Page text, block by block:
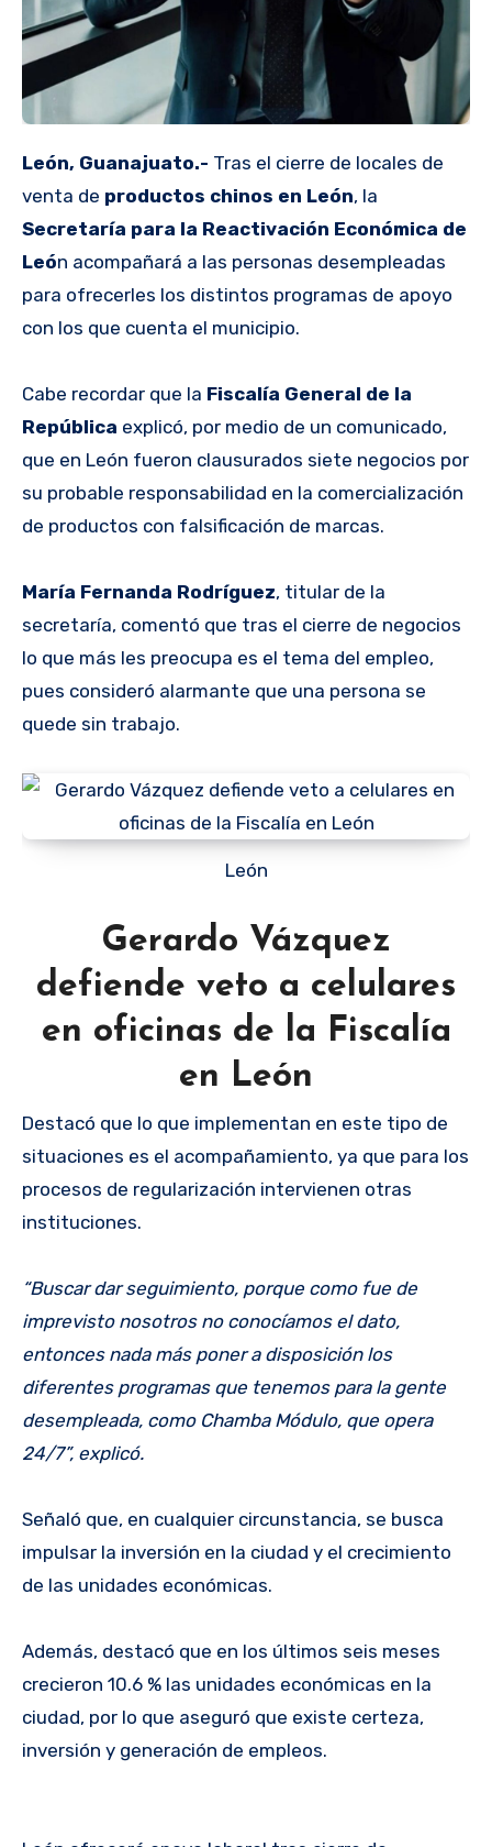
León, Guanajuato.- Tras el cierre de locales de
venta de productos chinos en León, la
Secretaría para la Reactivación Económica de
León acompañará a las personas desempleadas
para ofrecerles los distintos programas de apoyo
con los que cuenta el municipio.
Cabe recordar que la Fiscalía General de la
República explicó, por medio de un comunicado,
que en León fueron clausurados siete negocios por
su probable responsabilidad en la comercialización
de productos con falsificación de marcas.
María Fernanda Rodríguez, titular de la
secretaría, comentó que tras el cierre de negocios
lo que más les preocupa es el tema del empleo,
pues consideró alarmante que una persona se
quede sin trabajo.
León
Gerardo Vázquez
defiende veto a celulares
en oficinas de la Fiscalía
en León
Destacó que lo que implementan en este tipo de
situaciones es el acompañamiento, ya que para los
procesos de regularización intervienen otras
instituciones.
“Buscar dar seguimiento, porque como fue de
imprevisto nosotros no conocíamos el dato,
entonces nada más poner a disposición los
diferentes programas que tenemos para la gente
desempleada, como Chamba Módulo, que opera
24/7”, explicó.
Señaló que, en cualquier circunstancia, se busca
impulsar la inversión en la ciudad y el crecimiento
de las unidades económicas.
Además, destacó que en los últimos seis meses
crecieron 10.6 % las unidades económicas en la
ciudad, por lo que aseguró que existe certeza,
inversión y generación de empleos.